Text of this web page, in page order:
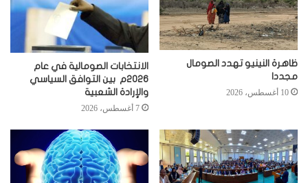
ظاهرة النينيو تهدد الصومال
مجددا
10 أغسطس، 2026
الانتخابات الصومالية في عام
2026م بين التوافق السياسي
والإرادة الشعبية
7 أغسطس، 2026